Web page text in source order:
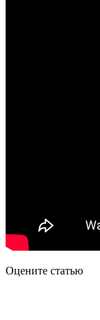
Оцените статью